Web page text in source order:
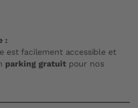
:
est facilement accessible et
parking gratuitpour nos